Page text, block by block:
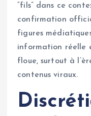
“fils” dans ce
confirmation
figures
information réelle
floue, surtout à
contenus viraux.